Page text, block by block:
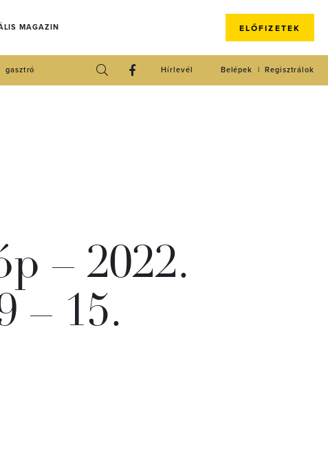
MAGAZIN ELŐFIZETEK
gasztró Regisztrálok
Belépek
Hírlevél
– 2022.
– 15.